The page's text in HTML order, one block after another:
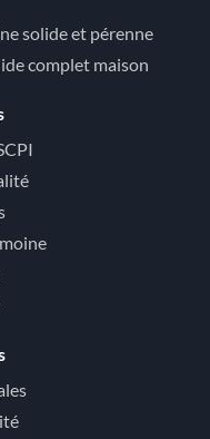
solide et pérenne
complet maison